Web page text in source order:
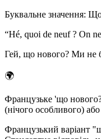
Буквальне значення: Що
“Hé, quoi de neuf ? On
Гей, що нового? Ми не
🌍
Французьке 'що
(нічого особливого)
Французький варіант